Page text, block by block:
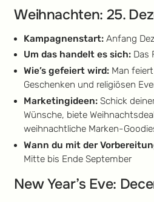
Weihnachten: 25.
Kampagnenstart:Anfang
Um das handelt es sich:Das
Wie’s gefeiert wird:Man feiert
Geschenken und religiösen
Marketingideen:Schick
Wünsche, biete
weihnachtliche Marken-
Wann du mit der
Mitte bis Ende September
New Year’s Eve: